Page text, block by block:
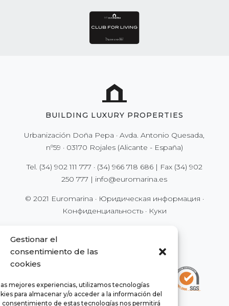
Gestionar el
consentimiento de las
cookies
mejores experiencias, utilizamos tecnologías
para almacenar y/o acceder a la información del
consentimiento de estas tecnologías nos permitirá
BUILDING LUXURY PROPERTIES
Urbanización Doña Pepa · Avda. Antonio Quesada,
nº59 · 03170 Rojales (Alicante - España)
Tel. (34) 902 111 777 · (34) 966 718 686| Fax (34) 902
250 777 | info@euromarina.es
© 2021 Euromarina · Юридическая информация ·
Конфиденциальность· Куки